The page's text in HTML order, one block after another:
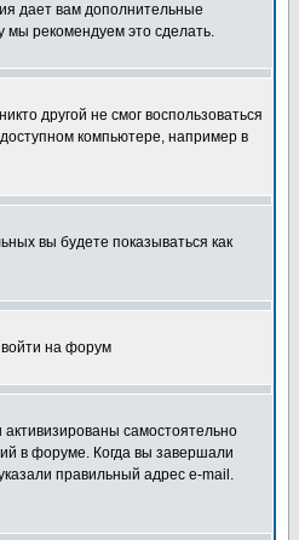
дает вам дополнительные
мы рекомендуем это сделать.
другой не смог воспользоваться
компьютере, например в
вы будете показываться как
войти на форум
самостоятельно
в форуме. Когда вы завершали
правильный адрес e-mail.